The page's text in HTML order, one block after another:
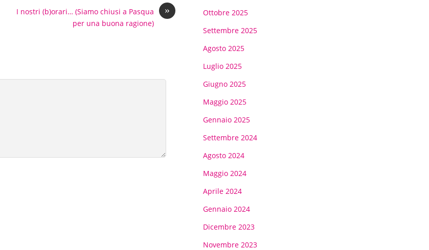
»
I nostri (b)orari… (Siamo chiusi a Pasqua
per una buona ragione)
Ottobre 2025
Settembre 2025
Agosto 2025
Luglio 2025
Giugno 2025
Maggio 2025
Gennaio 2025
Settembre 2024
Agosto 2024
Maggio 2024
Aprile 2024
Gennaio 2024
Dicembre 2023
Novembre 2023